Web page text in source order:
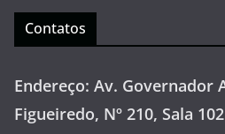
Contatos
Endereço: Av. Governador
Figueiredo, Nº 210, Sala